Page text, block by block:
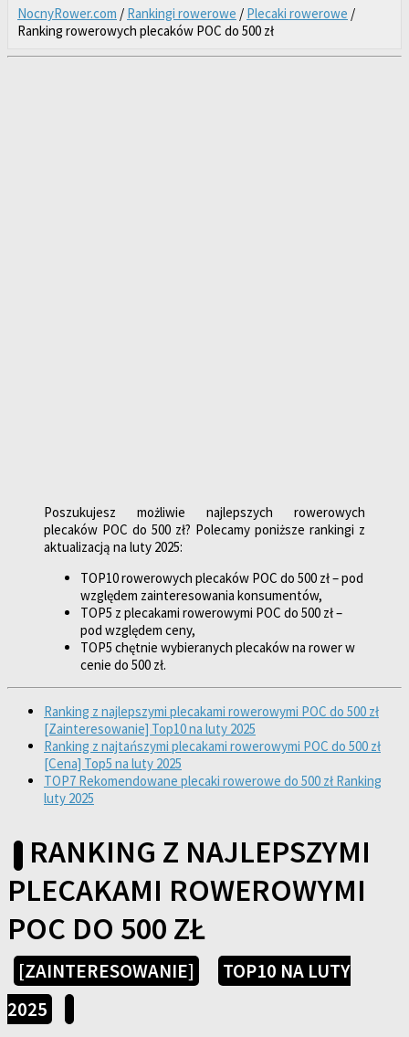
NocnyRower.com / Rankingi rowerowe / Plecaki rowerowe /
Ranking rowerowych plecaków POC do 500 zł
Poszukujesz możliwie najlepszych rowerowych
plecaków POC do 500 zł? Polecamy poniższe rankingi z
aktualizacją na luty 2025:
TOP10 rowerowych plecaków POC do 500 zł – pod
względem zainteresowania konsumentów,
TOP5 z plecakami rowerowymi POC do 500 zł –
pod względem ceny,
TOP5 chętnie wybieranych plecaków na rower w
cenie do 500 zł.
Ranking z najlepszymi plecakami rowerowymi POC do 500 zł
[Zainteresowanie] Top10 na luty 2025
Ranking z najtańszymi plecakami rowerowymi POC do 500 zł
[Cena] Top5 na luty 2025
TOP7 Rekomendowane plecaki rowerowe do 500 zł Ranking
luty 2025
RANKING Z NAJLEPSZYMI
PLECAKAMI ROWEROWYMI
POC DO 500 ZŁ
[ZAINTERESOWANIE]
TOP10 NA LUTY
2025